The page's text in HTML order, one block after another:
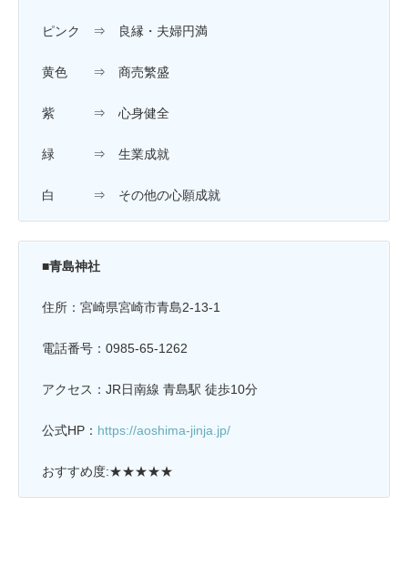
ピンク ⇒ 良縁・夫婦円満
黄色 ⇒ 商売繁盛
紫 ⇒ 心身健全
緑 ⇒ 生業成就
白 ⇒ その他の心願成就
■青島神社
住所：宮崎県宮崎市青島2-13-1
電話番号：0985-65-1262
アクセス：JR日南線 青島駅 徒歩10分
公式HP： https://aoshima-jinja.jp/
おすすめ度:★★★★★